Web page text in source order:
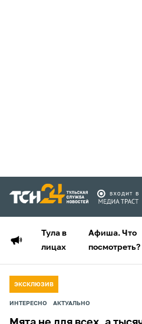
Тула в
лицах
Афиша. Что
посмотреть?
ЭКСКЛЮЗИВ
ИНТЕРЕСНО АКТУАЛЬНО